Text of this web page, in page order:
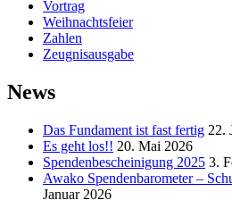
Vortrag
Weihnachtsfeier
Zahlen
Zeugnisausgabe
News
Das Fundament ist fast fertig 22.
Es geht los!! 20. Mai 2026
Spendenbescheinigung 2025 3.
Awako Spendenbarometer –
Januar 2026